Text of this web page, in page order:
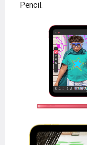
Pencil.